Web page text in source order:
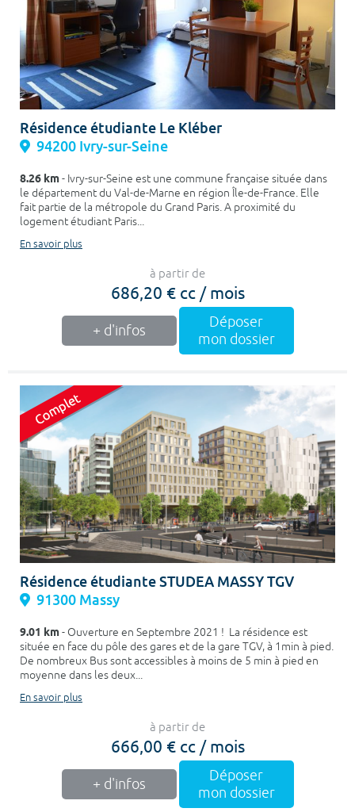
Résidence étudiante Le Kléber
94200 Ivry-sur-Seine
8.26 km- Ivry-sur-Seine est une commune française située dans
le département du Val-de-Marne en région Île-de-France. Elle
fait partie de la métropole du Grand Paris. A proximité du
logement étudiant Paris...
En savoir plus
à partir de
686,20 € cc / mois
+ d'infos
Déposer
mon dossier
Résidence étudiante STUDEA MASSY TGV
91300 Massy
9.01 km- Ouverture en Septembre 2021 ! La résidence est
située en face du pôle des gares et de la gare TGV, à 1min à pied.
De nombreux Bus sont accessibles à moins de 5 min à pied en
moyenne dans les deux...
En savoir plus
à partir de
666,00 € cc / mois
+ d'infos
Déposer
mon dossier